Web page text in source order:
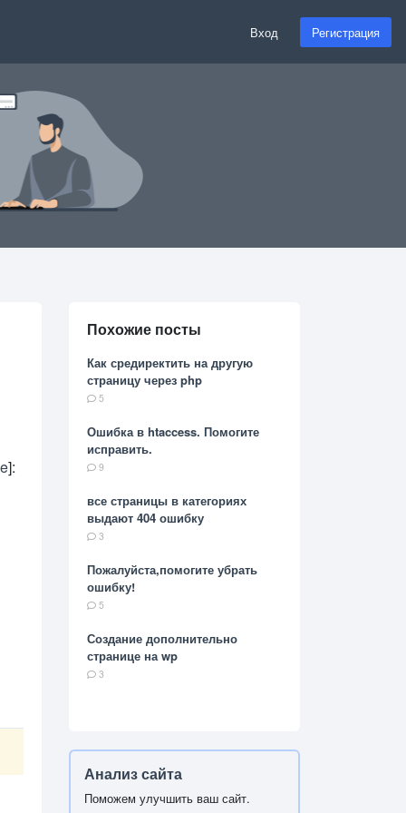
Вход Регистрация
]:
Похожие посты
Как средиректить на другую
страницу через php
5
Ошибка в htaccess. Помогите
исправить.
9
все страницы в категориях
выдают 404 ошибку
3
Пожалуйста,помогите убрать
ошибку!
5
Создание дополнительно
странице на wp
3
Анализ сайта
Поможем улучшить ваш сайт.